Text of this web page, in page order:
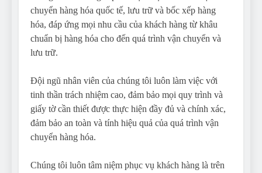
chuyển hàng hóa quốc tế, lưu trữ và bốc xếp hàng
hóa, đáp ứng mọi nhu cầu của khách hàng từ khâu
chuẩn bị hàng hóa cho đến quá trình vận chuyển và
lưu trữ.
Đội ngũ nhân viên của chúng tôi luôn làm việc với
tinh thần trách nhiệm cao, đảm bảo mọi quy trình và
giấy tờ cần thiết được thực hiện đầy đủ và chính xác,
đảm bảo an toàn và tính hiệu quả của quá trình vận
chuyển hàng hóa.
Chúng tôi luôn tâm niệm phục vụ khách hàng là trên